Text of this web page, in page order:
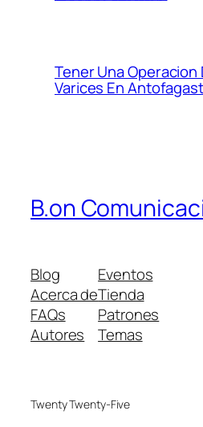
Tener Una Operacion
Varices En
B.on
Blog
Acerca de
FAQs
Autores
Eventos
Tienda
Patrones
Temas
Twenty Twenty-Five